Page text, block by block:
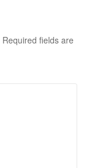
Required fields are